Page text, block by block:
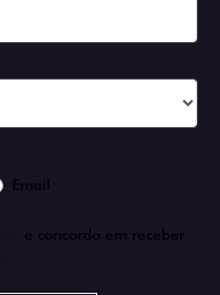
Email
e concordo em receber